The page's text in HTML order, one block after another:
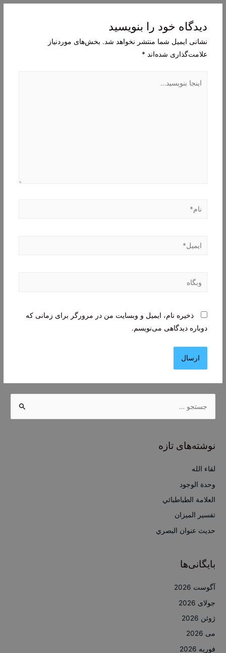
دیدگاه‌ خود را بنویسید
نشانی ایمیل شما منتشر نخواهد شد. بخش‌های موردنیاز
علامت‌گذاری شده‌اند *
بنویسید…
نام*
ایمیل*
وبگاه
ذخیره نام، ایمیل و وبسایت من در مرورگر برای زمانی که
دوباره دیدگاهی می‌نویسم.
ب
ا
نوشته‌های تازه
لقاء الله
وحدة الوجود
العلامة الطباطبائي
تفسير الميزان
حديث عنوان البصري
بایگانی‌ها
آگوست 2026
جولای 2026
ژوئن 2026
می 2026
فوریه 2026